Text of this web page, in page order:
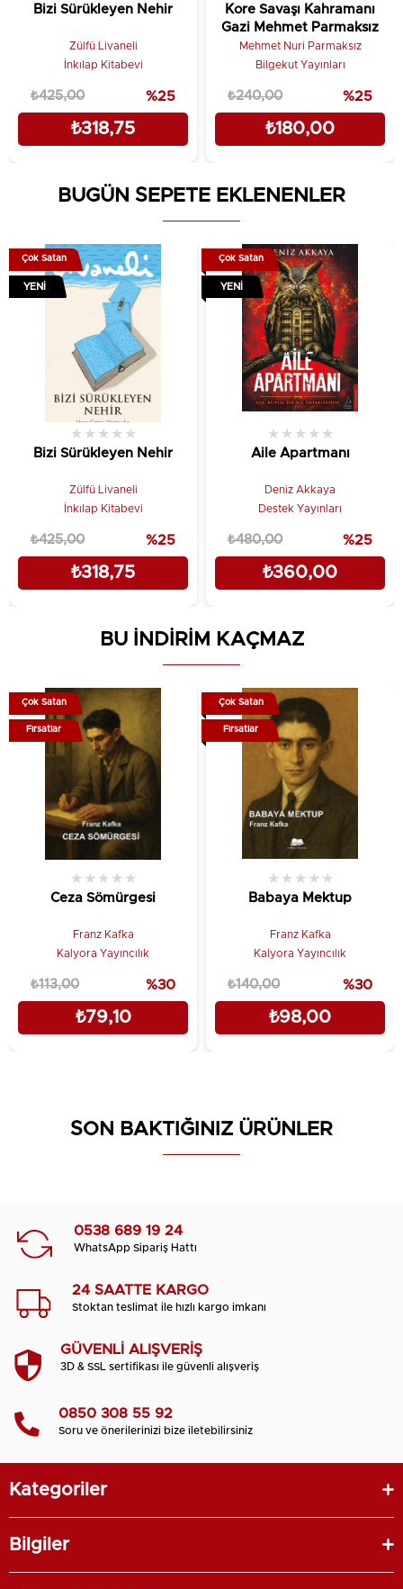
Bizi Sürükleyen Nehir
Zülfü Livaneli
İnkılap Kitabevi
₺318,75
₺425,00 %25
Kore Savaşı Kahramanı
Gazi Mehmet Parmaksız
Mehmet Nuri Parmaksız
Bilgekut Yayınları
₺180,00
₺240,00 %25
BUGÜN SEPETE EKLENENLER
Bizi Sürükleyen Nehir
★ ★ ★ ★ ★
Zülfü Livaneli
İnkılap Kitabevi
₺318,75
₺425,00 %25
Çok Satan
YENI
Aile Apartmanı
★ ★ ★ ★ ★
Deniz Akkaya
Destek Yayınları
₺360,00
₺480,00 %25
Çok Satan
YENI
BU İNDİRİM KAÇMAZ
Ceza Sömürgesi
★ ★ ★ ★ ★
Franz Kafka
Kalyora Yayıncılık
₺79,10
₺113,00 %30
Çok Satan
Fırsatlar
Babaya Mektup
★ ★ ★ ★ ★
Franz Kafka
Kalyora Yayıncılık
₺98,00
₺140,00 %30
Çok Satan
Fırsatlar
SON BAKTIĞINIZ ÜRÜNLER
0538 689 19 24
WhatsApp Sipariş Hattı
24 SAATTE KARGO
Stoktan teslimat ile hızlı kargo imkanı
GÜVENLİ ALIŞVERİŞ
3D & SSL sertifikası ile güvenli alışveriş
0850 308 55 92
Soru ve önerilerinizi bize iletebilirsiniz
Kategoriler
Bilgiler